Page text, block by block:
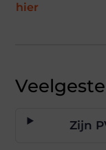
hier
Zijn